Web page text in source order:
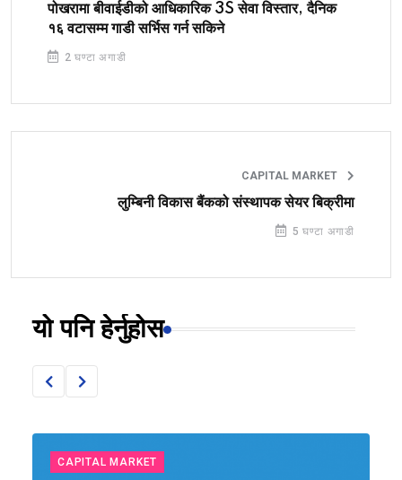
पोखरामा बीवाईडीको आधिकारिक 3S सेवा विस्तार, दैनिक
१६ वटासम्म गाडी सर्भिस गर्न सकिने
2 घण्टा अगाडी
CAPITAL MARKET
लुम्बिनी विकास बैंकको संस्थापक सेयर बिक्रीमा
5 घण्टा अगाडी
यो पनि हेर्नुहोस
CAPITAL MARKET